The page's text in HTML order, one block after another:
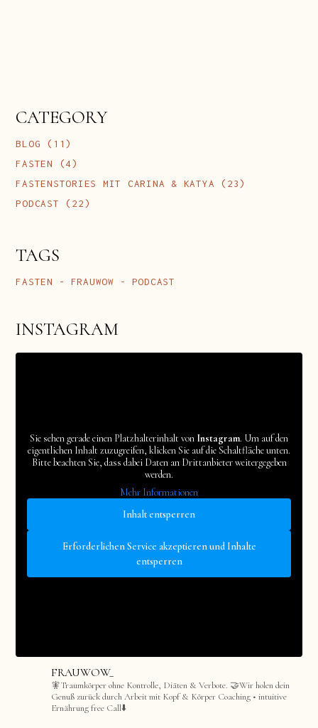
CATEGORY
BLOG (11)
FASTEN
(4)
FASTENSTORIES MIT CARINA & KATYA (23)
PODCAST
(22)
TAGS
FASTEN FRAUWOW PODCAST
INSTAGRAM
Sie sehen gerade einen Platzhalterinhalt von Instagram. Um auf den
eigentlichen Inhalt zuzugreifen, klicken Sie auf die Schaltfläche unten.
Bitte beachten Sie, dass dabei Daten an Drittanbieter weitergegeben
werden.
Mehr Informationen
Inhalt entsperren
Erforderlichen Service akzeptieren und Inhalte
entsperren
FRAUWOW_
🧚Traumkörper ohne Kontrolle, Diäten & Verbote. 🤝Wir holen dein
Genuß zurück durch Arbeit mit Kopf & Körper Coaching • intuitive
Ernährungfree Call⬇️